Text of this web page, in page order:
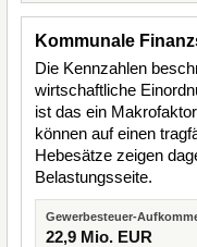
Kommunale
Die Kennzahlen
wirtschaftliche
ist das ein
können auf einen
Hebesätze zeigen
Belastungsseite.
Gewerbesteuer-
22,9 Mio. EUR